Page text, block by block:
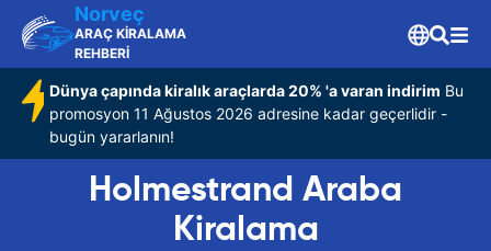
Norveç
ARAÇ KİRALAMA
REHBERİ
Dünya çapında kiralık araçlarda 20% 'a varan indirim Bu
promosyon 11 Ağustos 2026 adresine kadar geçerlidir -
bugün yararlanın!
Holmestrand Araba
Kiralama